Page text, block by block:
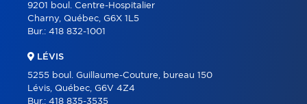
9201 boul. Centre-Hospitalier
Charny, Québec, G6X 1L5
Bur.: 418 832-1001
LÉVIS
5255 boul. Guillaume-Couture, bureau 150
Lévis, Québec, G6V 4Z4
Bur.: 418 835-3535